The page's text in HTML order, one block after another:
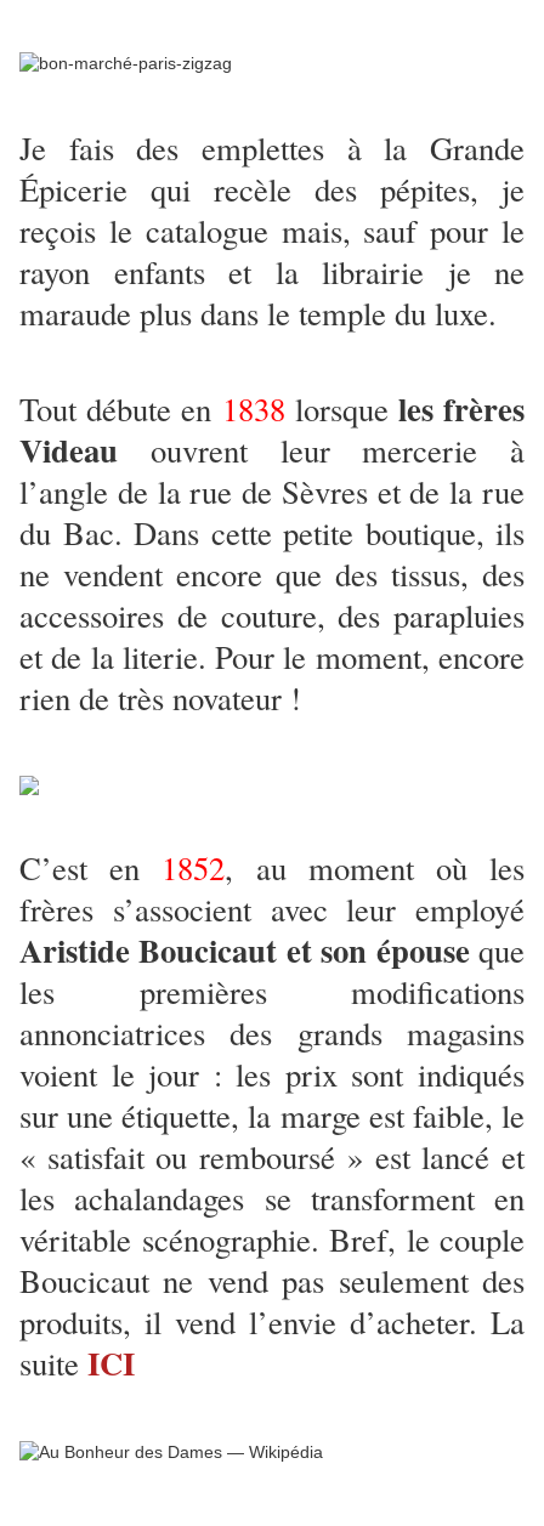
Je fais des emplettes à la Grande
Épicerie qui recèle des pépites, je
reçois le catalogue mais, sauf pour le
rayon enfants et la librairie je ne
maraude plus dans le temple du luxe.
Tout débute en 1838 lorsque les frères
Videau ouvrent leur mercerie à
l’angle de la rue de Sèvres et de la rue
du Bac. Dans cette petite boutique, ils
ne vendent encore que des tissus, des
accessoires de couture, des parapluies
et de la literie. Pour le moment, encore
rien de très novateur !
C’est en 1852, au moment où les
frères s’associent avec leur employé
Aristide Boucicaut et son épouseque
les premières modifications
annonciatrices des grands magasins
voient le jour : les prix sont indiqués
sur une étiquette, la marge est faible, le
« satisfait ou remboursé » est lancé et
les achalandages se transforment en
véritable scénographie. Bref, le couple
Boucicaut ne vend pas seulement des
produits, il vend l’envie d’acheter. La
suite ICI